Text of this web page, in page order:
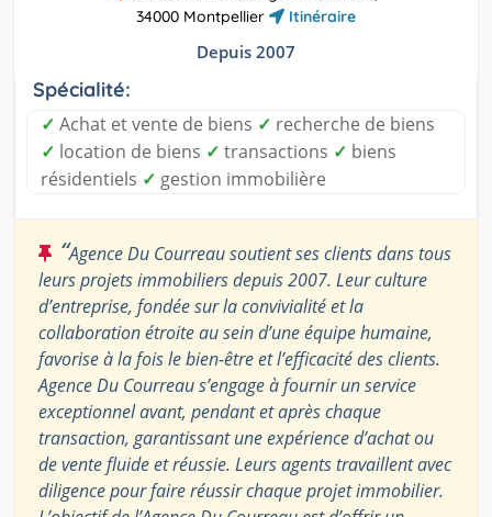
34000 Montpellier
Itinéraire
Depuis 2007
Spécialité:
✓ Achat et vente de biens ✓ recherche de biens
✓ location de biens ✓ transactions ✓ biens
résidentiels ✓ gestion immobilière
“Agence Du Courreau soutient ses clients dans tous
leurs projets immobiliers depuis 2007. Leur culture
d’entreprise, fondée sur la convivialité et la
collaboration étroite au sein d’une équipe humaine,
favorise à la fois le bien-être et l’efficacité des clients.
Agence Du Courreau s’engage à fournir un service
exceptionnel avant, pendant et après chaque
transaction, garantissant une expérience d’achat ou
de vente fluide et réussie. Leurs agents travaillent avec
diligence pour faire réussir chaque projet immobilier.